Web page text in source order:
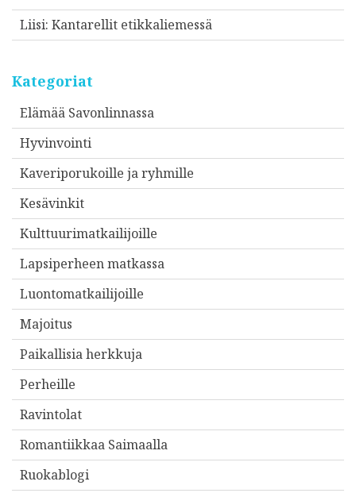
Liisi: Kantarellit etikkaliemessä
Kategoriat
Elämää Savonlinnassa
Hyvinvointi
Kaveriporukoille ja ryhmille
Kesävinkit
Kulttuurimatkailijoille
Lapsiperheen matkassa
Luontomatkailijoille
Majoitus
Paikallisia herkkuja
Perheille
Ravintolat
Romantiikkaa Saimaalla
Ruokablogi